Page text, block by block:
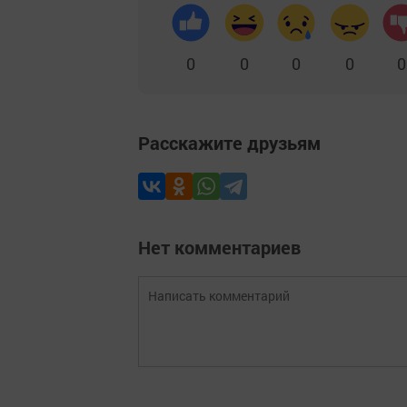
0 0 0 0 0
Расскажите друзьям
Нет комментариев